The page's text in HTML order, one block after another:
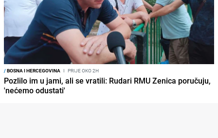
/BOSNA I HERCEGOVINA I PRIJE OKO 2H
Pozlilo im u jami, ali se vratili: Rudari RMU Zenica poručuju,
'nećemo odustati'